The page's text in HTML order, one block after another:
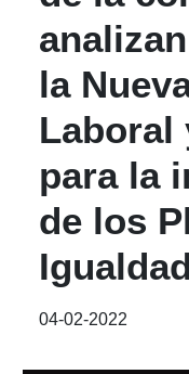
la
Laboral
para la
de los
Igualdad
04-02-2022